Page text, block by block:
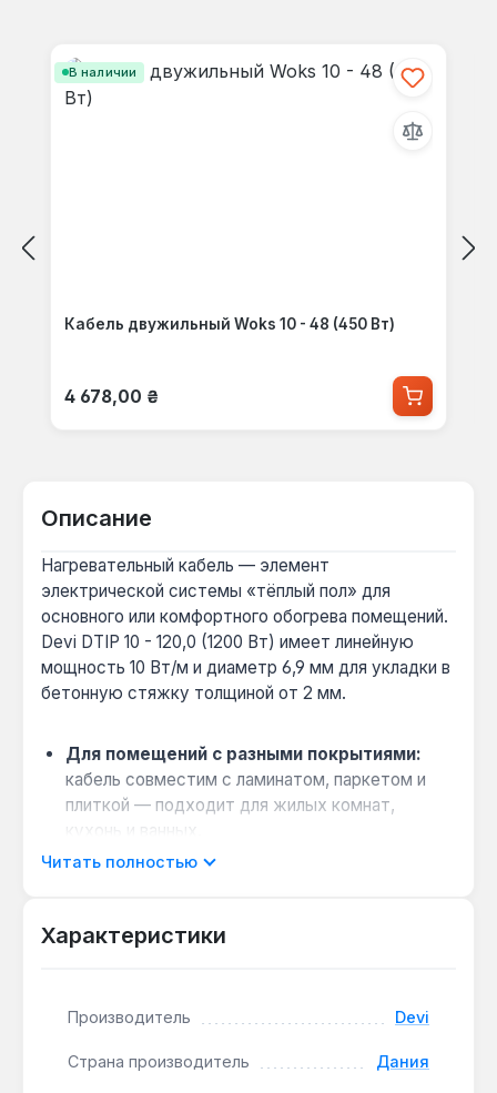
В наличии
Кабель двужильный Woks 10 - 48 (450 Вт)
Обычная цена:
4 678,00 ₴
Описание
Нагревательный кабель — элемент
электрической системы «тёплый пол» для
основного или комфортного обогрева помещений.
Devi DTIP 10 - 120,0 (1200 Вт) имеет линейную
мощность 10 Вт/м и диаметр 6,9 мм для укладки в
бетонную стяжку толщиной от 2 мм.
Для помещений с разными покрытиями:
кабель совместим с ламинатом, паркетом и
плиткой — подходит для жилых комнат,
кухонь и ванных.
Защита от замерзания труб и
алюминиевой фольги кабель можно
экранированная конструкция с герметичными
электромагнитного излучения и повреждения
Читать полностью
Характеристики
Производитель Devi
Страна производитель Дания